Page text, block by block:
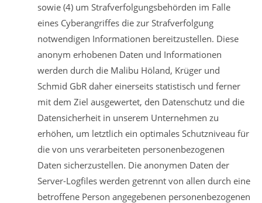
sowie (4) um Strafverfolgungsbehörden im Falle
eines Cyberangriffes die zur Strafverfolgung
notwendigen Informationen bereitzustellen. Diese
anonym erhobenen Daten und Informationen
werden durch die Malibu Höland, Krüger und
Schmid GbR daher einerseits statistisch und ferner
mit dem Ziel ausgewertet, den Datenschutz und die
Datensicherheit in unserem Unternehmen zu
erhöhen, um letztlich ein optimales Schutzniveau für
die von uns verarbeiteten personenbezogenen
Daten sicherzustellen. Die anonymen Daten der
Server-Logfiles werden getrennt von allen durch eine
betroffene Person angegebenen personenbezogenen